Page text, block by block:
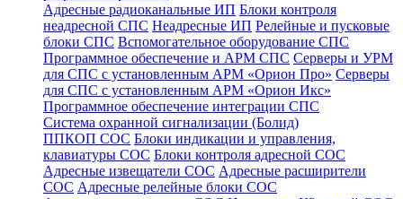
Адресные радиоканальные ИП Блоки контроля
неадресной СПС Неадресные ИП Релейные и пусковые
блоки СПС Вспомогательное оборудование СПС
Программное обеспечение и АРМ СПС Серверы и УРМ
для СПС с установленным АРМ «Орион Про» Серверы
для СПС с установленным АРМ «Орион Икс»
Программное обеспечение интеграции СПС
Система охранной сигнализации (Болид)
ППКОП СОС Блоки индикации и управления,
клавиатуры СОС Блоки контроля адресной СОС
Адресные извещатели СОС Адресные расширители
СОС Адресные релейные блоки СОС